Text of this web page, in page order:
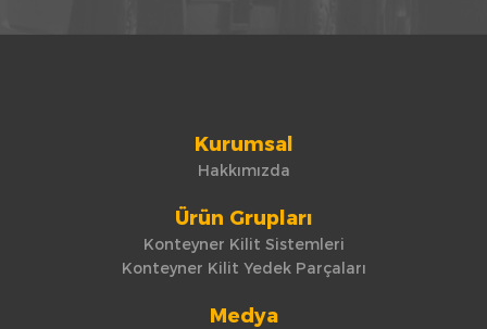
Kurumsal
Hakkımızda
Ürün Grupları
Konteyner Kilit Sistemleri
Konteyner Kilit Yedek Parçaları
Medya